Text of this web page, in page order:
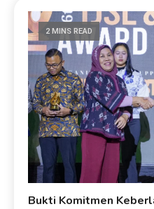
2 MINS READ
Bukti Komitmen